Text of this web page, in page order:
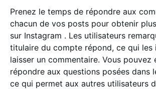
Prenez le temps de répondre aux
chacun de vos posts pour obtenir
sur Instagram . Les utilisateurs
titulaire du compte répond, ce qui les
laisser un commentaire. Vous pouvez
répondre aux questions posées dans
ce qui permet aux autres utilisateurs